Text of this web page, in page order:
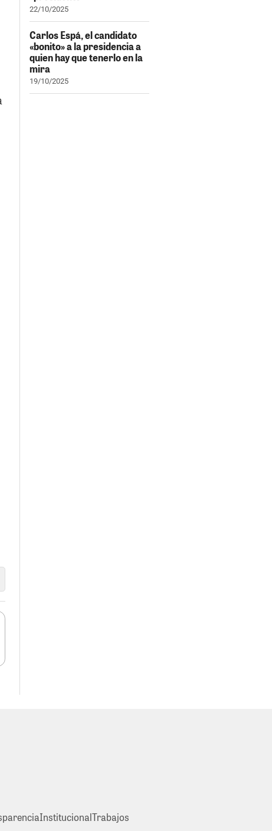
22/10/2025
Carlos Espá, el candidato
«bonito» a la presidencia a
quien hay que tenerlo en la
mira
19/10/2025
InstitucionalTrabajos